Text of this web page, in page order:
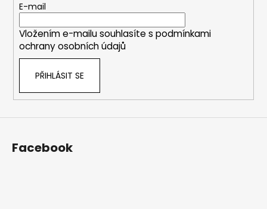
E-mail
Vložením e-mailu souhlasíte s podmínkami
ochrany osobních údajů
PŘIHLÁSIT SE
Facebook